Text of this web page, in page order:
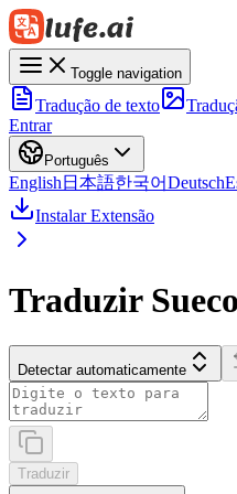
Toggle navigation
Tradução de texto
Entrar
Português
English 日本語한국어Deutsch
Instalar Extensão
Traduzir
Detectar automaticamente
Traduzir